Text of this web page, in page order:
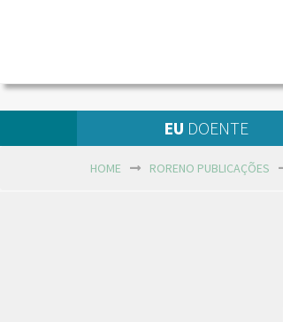
EU DOENTE
HOME RORENO PUBLICAÇÕES